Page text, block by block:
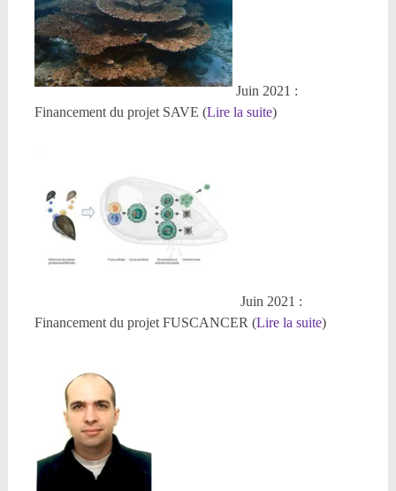
Juin 2021 :
Financement du projet SAVE (Lire la suite)
Juin 2021 :
Financement du projet FUSCANCER (Lire la suite)